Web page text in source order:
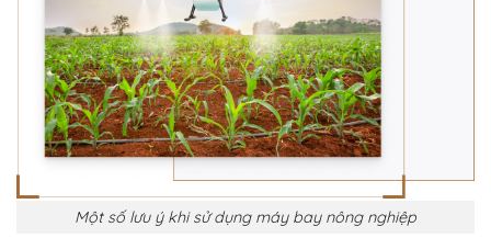
Một số lưu ý khi sử dụng máy bay nông nghiệp